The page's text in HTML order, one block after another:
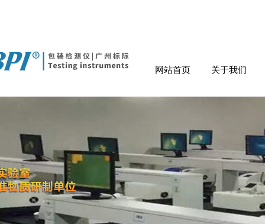
网站首页 关于我们